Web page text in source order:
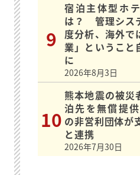
宿泊主体型ホ
は？ 管理シス
度分析、海外で
業」ということ
に
2026年8月3日
熊本地震の被災
泊先を無償提
の非営利団体が
と連携
2026年7月30日